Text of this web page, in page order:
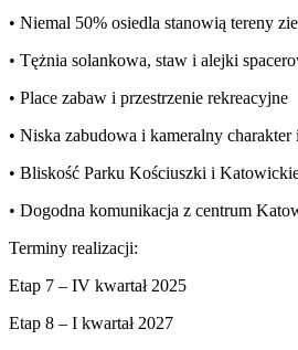
• Niemal 50% osiedla stanowią tereny
• Tężnia solankowa, staw i alejki
• Place zabaw i przestrzenie rekreacyjne
• Niska zabudowa i kameralny
• Bliskość Parku Kościuszki i
• Dogodna komunikacja z centrum
Terminy realizacji:
Etap 7 – IV kwartał 2025
Etap 8 – I kwartał 2027